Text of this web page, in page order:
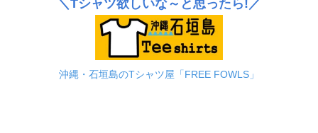
＼Tシャツ欲しいな～と思ったら!／
沖縄・石垣島のTシャツ屋「FREE FOWLS」